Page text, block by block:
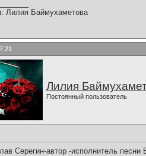
Лилия Баймухаметова
Лилия
Постоянный пользователь
Серегин-автор -исполнитель песни